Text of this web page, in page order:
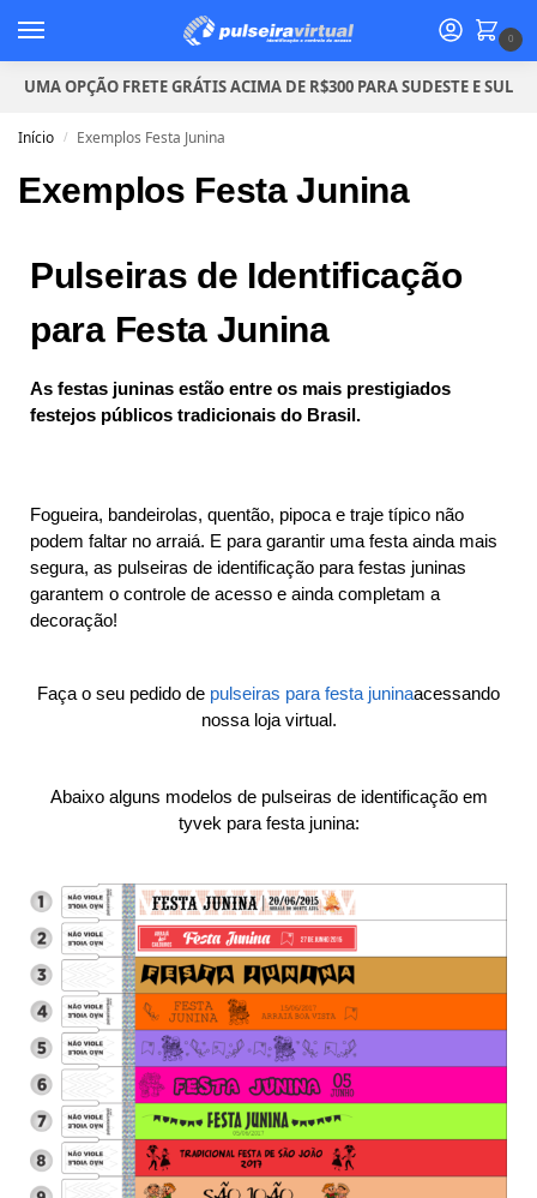
0
UMA OPÇÃO FRETE GRÁTIS ACIMA DE R$300 PARA SUDESTE E SUL
Início / Exemplos Festa Junina
Exemplos Festa Junina
Pulseiras de Identificação
para Festa Junina
As festas juninas estão entre os mais prestigiados
festejos públicos tradicionais do Brasil.
Fogueira, bandeirolas, quentão, pipoca e traje típico não
podem faltar no arraiá. E para garantir uma festa ainda mais
segura, as pulseiras de identificação para festas juninas
garantem o controle de acesso e ainda completam a
decoração!
Faça o seu pedido de pulseiras para festa juninaacessando
nossa loja virtual.
Abaixo alguns modelos de pulseiras de identificação em
tyvek para festa junina: